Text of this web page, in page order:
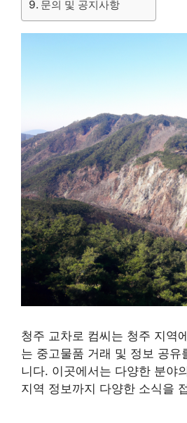
문의 및 공지사항
청주 교차로 컴씨는 청주 지역
는 중고물품 거래 및 정보 공유
니다. 이곳에서는 다양한 분야
지역 정보까지 다양한 소식을